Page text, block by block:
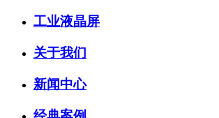
工业液晶屏
关于我们
新闻中心